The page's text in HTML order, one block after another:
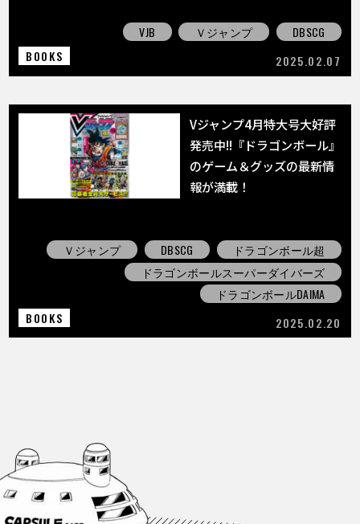
VJB Ｖジャンプ
DBSCG
BOOKS
2025.02.07
Vジャンプ4月特大号大好評
発売中!!『ドラゴンボール』
のゲーム＆グッズの最新情
報が満載！
Ｖジャンプ DBSCG
ドラゴンボール超
ドラゴンボールスーパーダイバーズ
ドラゴンボールDAIMA
BOOKS
2025.02.20